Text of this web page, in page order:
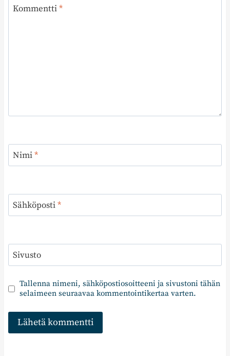
Kommentti*
Nimi*
Sähköposti*
Sivusto
Tallenna nimeni, sähköpostiosoitteeni ja sivustoni tähän
selaimeen seuraavaa kommentointikertaa varten.